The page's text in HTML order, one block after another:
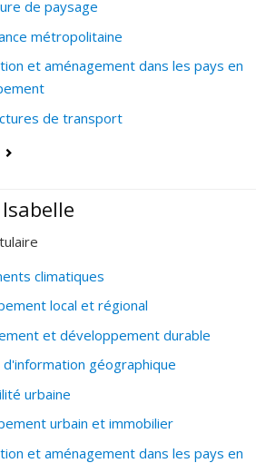
de paysage
métropolitaine
et aménagement dans les pays en
de transport
climatiques
local et régional
et développement durable
géographique
urbaine
urbain et immobilier
et aménagement dans les pays en